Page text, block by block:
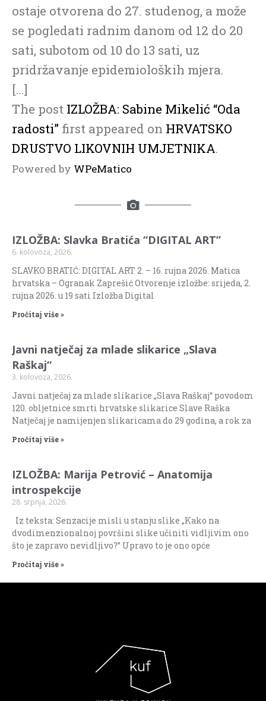
ostaje otvorena do 27. studenog, a može
se pogledati radnim danom od 12 do 20
sati, subotom od 10 do 13 sati, uz
pridržavanje epidemioloških mjera.
[…]
The post IZLOŽBA: Sabine Mikelić “Oda
radosti” first appeared on HRVATSKO
DRUSTVO LIKOVNIH UMJETNIKA.
Powered by WPeMatico
IZLOŽBA: Slavka Bratića “DIGITAL ART”
6. kolovoza, 2026.
SLAVKO BRATIĆ: DIGITAL ART 2. – 16. rujna 2026. Matica
hrvatska – Ogranak Zaprešić Otvorenje izložbe: srijeda, 2.
rujna 2026. u 19 sati Izložba Digital
Pročitaj više »
Javni natječaj za mlade slikarice „Slava
Raškaj“
3. kolovoza, 2026.
Javni natječaj za mlade slikarice „Slava Raškaj“ povodom
120. obljetnice smrti hrvatske slikarice Slave Raška
Natječaj je namijenjen slikaricama do 29 godina, a rok za
Pročitaj više »
IZLOŽBA: Marija Petrović – Anatomija
introspekcije
28. srpnja, 2026.
Iz teksta: Senzacije misli u stanju slike „Kako na
dvodimenzionalnoj površini slike učiniti vidljivim ono
što je zapravo nevidljivo?” Upravo to je ono opće
Pročitaj više »